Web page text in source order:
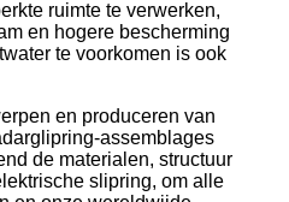
ruimte te verwerken,
en hogere bescherming
te voorkomen is ook
en produceren van
assemblages
de materialen, structuur
slipring, om alle